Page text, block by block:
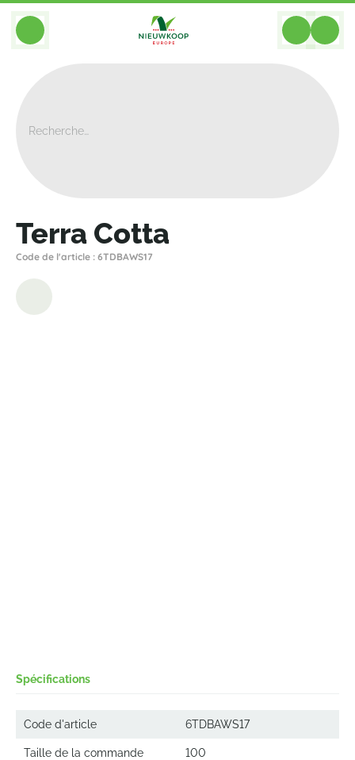
BACK
Terra Cotta
Code de l'article : 6TDBAWS17
Spécifications
Code d'article 6TDBAWS17
Taille de la commande 100